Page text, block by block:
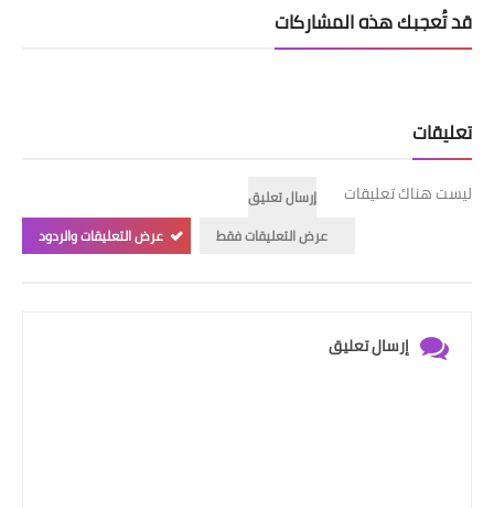
قد تُعجبك هذه المشاركات
تعليقات
ليست هناك تعليقات
إرسال تعليق
عرض التعليقات فقط
عرض التعليقات والردود
إرسال تعليق